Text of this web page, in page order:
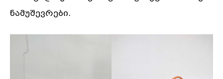
ნამუშევრები.